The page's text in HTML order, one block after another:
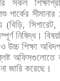
সকল
পার্কের সীমানার
(বিড়ি, সিগারেট,
নিষিদ্ধ।
ও উচ্চ শিক্ষা
অফিসগুলোতে
জারি করেছে।